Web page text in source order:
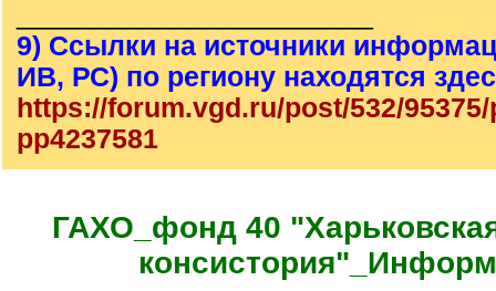
9) Ссылки на источники
ИВ, РС) по региону находятся
https://forum.vgd.ru/post/532/
pp4237581
ГАХО_фонд 40